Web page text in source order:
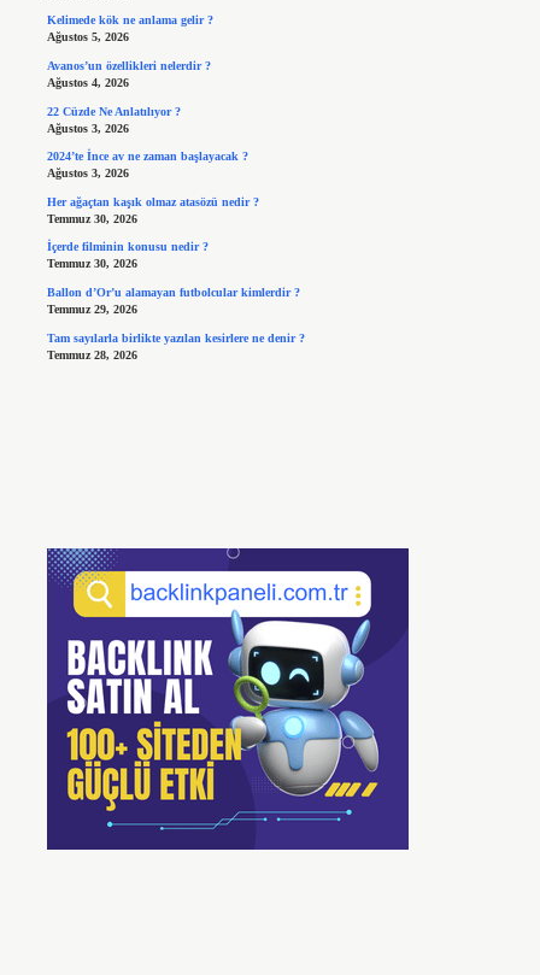
Kelimede kök ne anlama gelir ?
Ağustos 5, 2026
Avanos’un özellikleri nelerdir ?
Ağustos 4, 2026
22 Cüzde Ne Anlatılıyor ?
Ağustos 3, 2026
2024’te İnce av ne zaman başlayacak ?
Ağustos 3, 2026
Her ağaçtan kaşık olmaz atasözü nedir ?
Temmuz 30, 2026
İçerde filminin konusu nedir ?
Temmuz 30, 2026
Ballon d’Or’u alamayan futbolcular kimlerdir ?
Temmuz 29, 2026
Tam sayılarla birlikte yazılan kesirlere ne denir ?
Temmuz 28, 2026